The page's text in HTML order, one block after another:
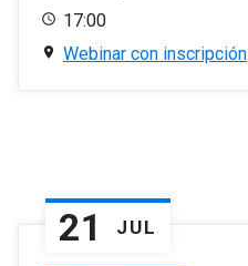
17:00
Webinar con inscripción
21 JUL